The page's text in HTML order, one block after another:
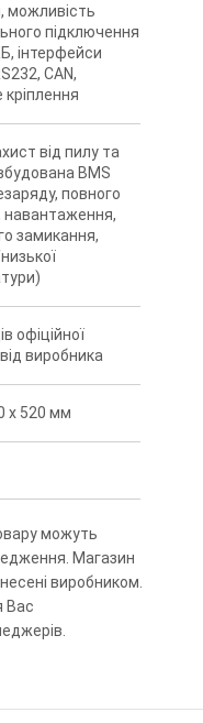
можливість
підключення
інтерфейси
CAN,
кріплення
від пилу та
BMS
повного
навантаження,
замикання,
офіційної
від виробника
x 520 мм
можуть
Магазин
виробником.
Вас